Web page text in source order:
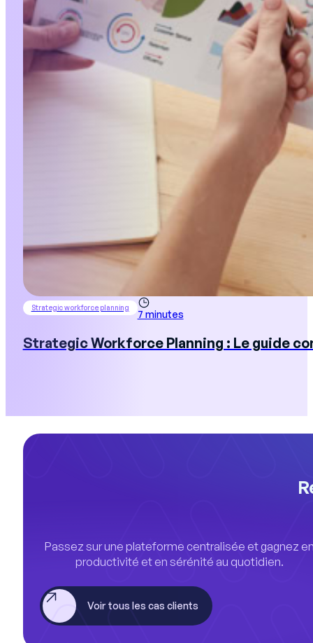
Strategic workforce planning
7 minutes
Strategic Workforce Planning : Le guide
Passez sur une plateforme centralisée et gagnez
productivité et en sérénité au quotidien.
Voir tous les cas clients